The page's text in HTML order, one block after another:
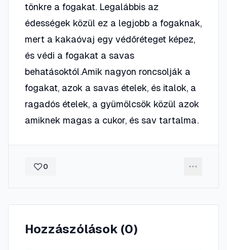
tönkre a fogakat. Legalábbis az
édességek közül ez a legjobb a fogaknak,
mert a kakaóvaj egy védőréteget képez,
és védi a fogakat a savas
behatásoktól.Amik nagyon roncsolják a
fogakat, azok a savas ételek, és italok, a
ragadós ételek, a gyümölcsök közül azok
amiknek magas a cukor, és sav tartalma.
0
Hozzászólások (0)